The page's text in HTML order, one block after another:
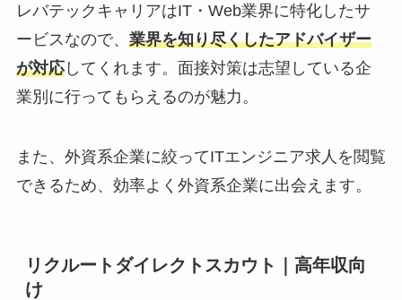
レバテックキャリアはIT・Web業界に特化したサ
ービスなので、 業界を知り尽くしたアドバイザー
が対応してくれます。面接対策は志望している企
業別に行ってもらえるのが魅力。
また、外資系企業に絞ってITエンジニア求人を閲覧
できるため、効率よく外資系企業に出会えます。
リクルートダイレクトスカウト｜高年収向
け